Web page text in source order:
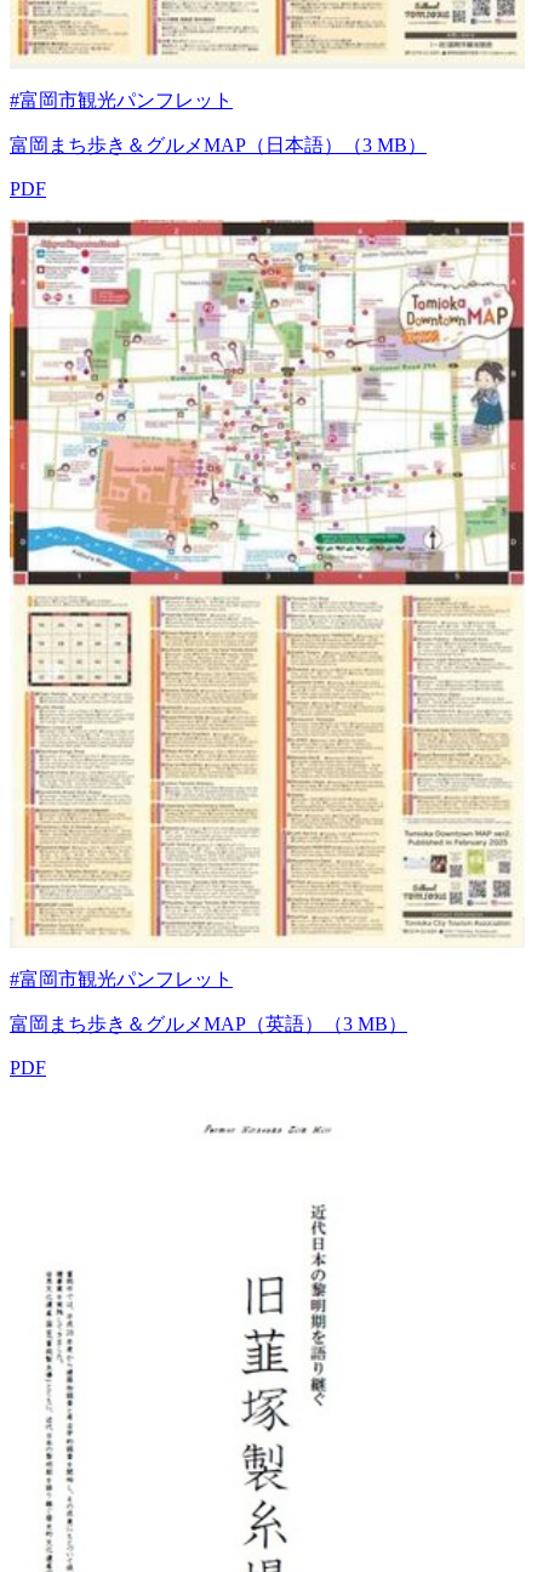
#富岡市観光パンフレット
富岡まち歩き＆グルメMAP（日本語）（3 MB）
PDF
#富岡市観光パンフレット
富岡まち歩き＆グルメMAP（英語）（3 MB）
PDF